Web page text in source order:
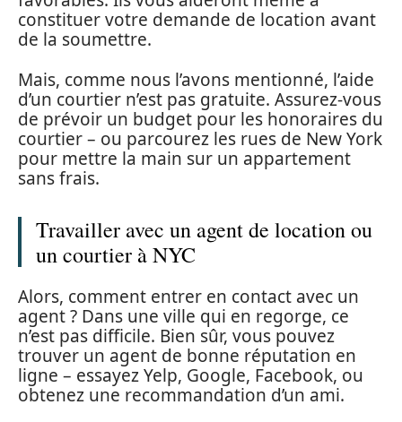
constituer votre demande de location avant
de la soumettre.
Mais, comme nous l’avons mentionné, l’aide
d’un courtier n’est pas gratuite. Assurez-vous
de prévoir un budget pour les honoraires du
courtier – ou parcourez les rues de New York
pour mettre la main sur un appartement
sans frais.
Travailler avec un agent de location ou
un courtier à NYC
Alors, comment entrer en contact avec un
agent ? Dans une ville qui en regorge, ce
n’est pas difficile. Bien sûr, vous pouvez
trouver un agent de bonne réputation en
ligne – essayez Yelp, Google, Facebook, ou
obtenez une recommandation d’un ami.